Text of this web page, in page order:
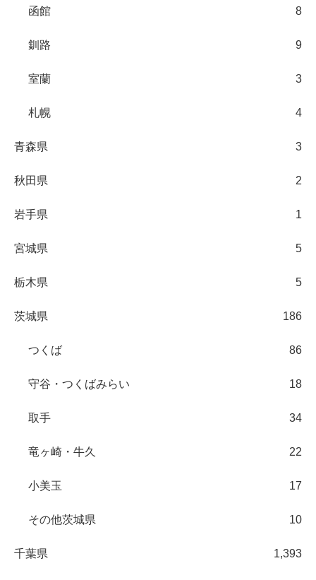
函館 8
釧路 9
室蘭 3
札幌 4
青森県 3
秋田県 2
岩手県 1
宮城県 5
栃木県 5
茨城県 186
つくば 86
守谷・つくばみらい 18
取手 34
竜ヶ崎・牛久 22
小美玉 17
その他茨城県 10
千葉県 1,393